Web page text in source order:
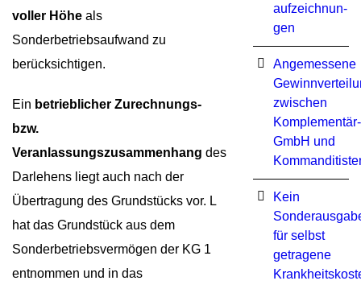
voller Höhe als
Sonderbetriebsaufwand zu
berücksichtigen.
Ein betrieblicher Zurechnungs-
bzw.
Veranlassungszusammenhang des
Darlehens liegt auch nach der
Übertragung des Grundstücks vor. L
hat das Grundstück aus dem
Sonderbetriebsvermögen der KG 1
entnommen und in das
auf­zeich­nun­
gen
Angemessene
zwischen
Komplementär-
GmbH und
Kein
für selbst
getragene